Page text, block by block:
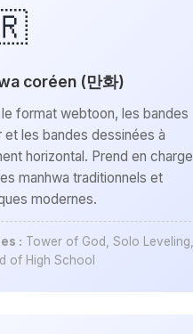
coréen (만화)
format webtoon, les bandes
et les bandes dessinées à
horizontal. Prend en charge
manhwa traditionnels et
modernes.
: Tower of God, Solo Leveling,
of High School